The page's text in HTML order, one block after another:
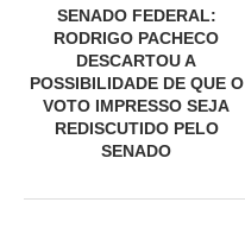
SENADO FEDERAL:
RODRIGO PACHECO
DESCARTOU A
POSSIBILIDADE DE QUE O
VOTO IMPRESSO SEJA
REDISCUTIDO PELO
SENADO